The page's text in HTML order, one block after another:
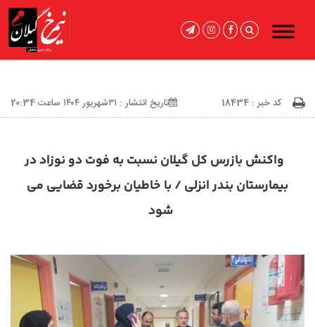
کد خبر : 18434 تاریخ انتشار : ۳۱شهریور ۱۴۰۴ ساعت 20:34
واکنش بازرس کل گیلان نسبت به فوت دو نوزاد در
بیمارستان بندر انزلی / با خاطیان برخورد قضایی می
شود